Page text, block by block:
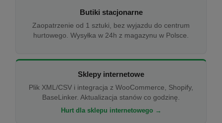
Butiki stacjonarne
Zaopatrzenie od 1 sztuki, bez wyjazdu do centrum
hurtowego. Wysyłka w 24h z magazynu w Polsce.
Sklepy internetowe
Plik XML/CSV i integracja z WooCommerce, Shopify,
BaseLinker. Aktualizacja stanów co godzinę.
Hurt dla sklepu internetowego →